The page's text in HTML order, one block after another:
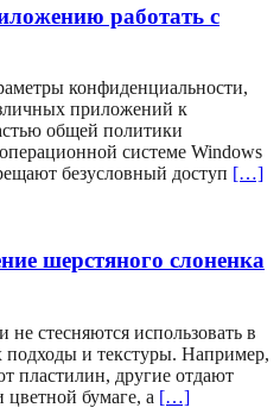
работать с
конфиденциальности,
приложений к
общей политики
системе Windows
безусловный доступ […]
шерстяного слоненка
не стесняются использовать в
и текстуры. Например,
пластилин, другие отдают
цветной бумаге, а […]